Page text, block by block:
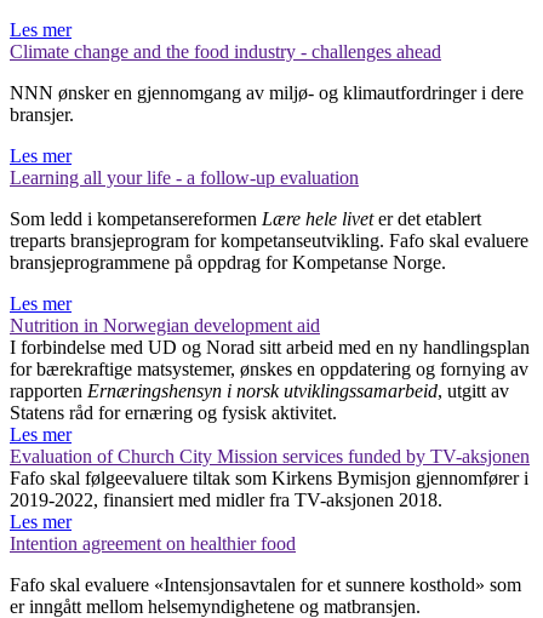
Les mer
Climate change and the food industry - challenges ahead
NNN ønsker en gjennomgang av miljø- og klimautfordringer i dere
bransjer.
Les mer
Learning all your life - a follow-up evaluation
Som ledd i kompetansereformen Lære hele liveter det etablert
treparts bransjeprogram for kompetanseutvikling. Fafo skal evaluere
bransjeprogrammene på oppdrag for Kompetanse Norge.
Les mer
Nutrition in Norwegian development aid
I forbindelse med UD og Norad sitt arbeid med en ny handlingsplan
for bærekraftige matsystemer, ønskes en oppdatering og fornying av
rapporten Ernæringshensyn i norsk utviklingssamarbeid, utgitt av
Statens råd for ernæring og fysisk aktivitet.
Les mer
Evaluation of Church City Mission services funded by TV-aksjonen
Fafo skal følgeevaluere tiltak som Kirkens Bymisjon gjennomfører i
2019-2022, finansiert med midler fra TV-aksjonen 2018.
Les mer
Intention agreement on healthier food
Fafo skal evaluere «Intensjonsavtalen for et sunnere kosthold» som
er inngått mellom helsemyndighetene og matbransjen.